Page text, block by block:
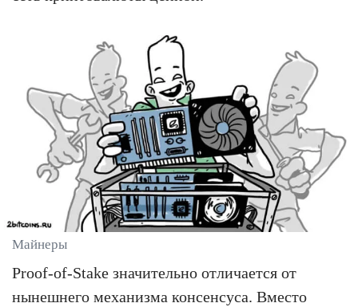
Майнеры
Proof-of-Stake значительно отличается от
нынешнего механизма консенсуса. Вместо